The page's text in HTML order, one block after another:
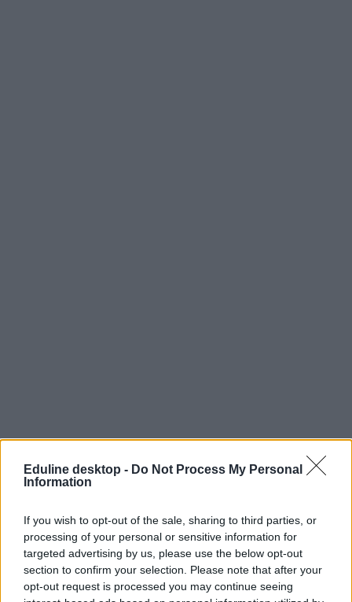
Eduline desktop - Do Not Process My Personal
Information
If you wish to opt-out of the sale, sharing to third parties, or
processing of your personal or sensitive information for
targeted advertising by us, please use the below opt-out
section to confirm your selection. Please note that after your
opt-out request is processed you may continue seeing